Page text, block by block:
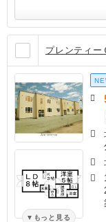
プレンティー
もっと見る